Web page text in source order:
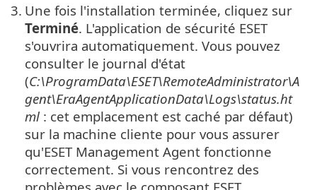
3. Une fois l'installation terminée, cliquez sur
Terminé. L'application de sécurité ESET
s'ouvrira automatiquement. Vous pouvez
consulter le journal d'état
(C:\ProgramData\ESET\RemoteAdministrator\A
gent\EraAgentApplicationData\Logs\status.ht
ml : cet emplacement est caché par défaut)
sur la machine cliente pour vous assurer
qu'ESET Management Agent fonctionne
correctement. Si vous rencontrez des